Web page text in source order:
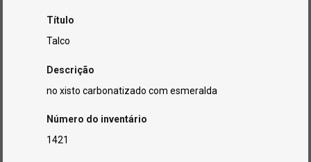
Título
Talco
Descrição
no xisto carbonatizado com esmeralda
Número do inventário
1421